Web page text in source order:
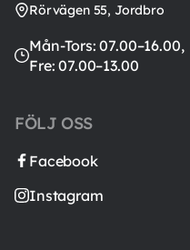
Rörvägen 55, Jordbro
Mån-Tors: 07.00–16.00,
Fre: 07.00–13.00
FÖLJ OSS
Facebook
Instagram